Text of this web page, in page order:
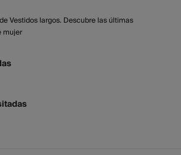
Vestidos largos. Descubre las últimas
mujer